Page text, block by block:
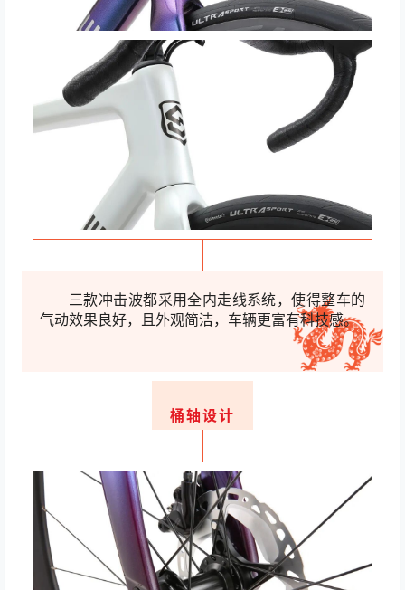
三款冲击波都采用全内走线系统，使得整车的
气动效果良好，且外观简洁，车辆更富有科技感。
桶轴设计